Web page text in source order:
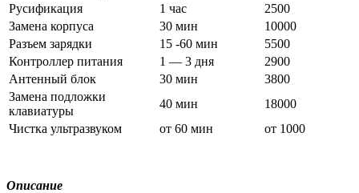
Русификация
1 час
2500
Замена корпуса
30 мин
10000
Разъем зарядки
15 -60 мин
5500
Контроллер питания
1 — 3 дня
2900
Антенный блок
30 мин
3800
Замена подложки
клавиатуры
40 мин
18000
Чистка ультразвуком
от 60 мин от 1000
Описание